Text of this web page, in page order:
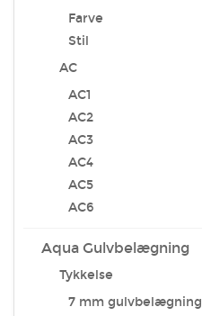
Farve
Stil
AC
AC1
AC2
AC3
AC4
AC5
AC6
Aqua Gulvbelægning
Tykkelse
7 mm gulvbelægning